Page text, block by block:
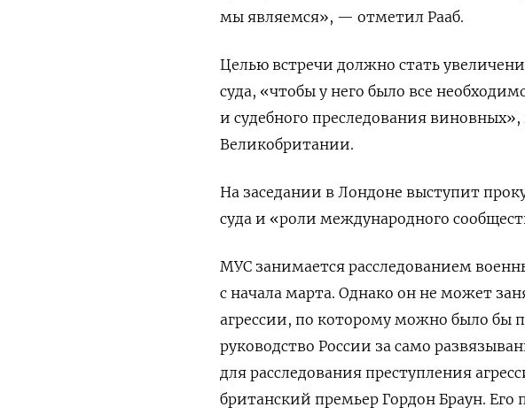
мы являемся», — отметил Рааб.
Целью встречи должно стать
суда, «чтобы у него было все
и судебного преследования
Великобритании.
На заседании в Лондоне выступит
суда и «роли международного
МУС занимается расследованием
с начала марта. Однако он не может
агрессии, по которому можно было бы
руководство России за само
для расследования преступления
британский премьер Гордон Браун.